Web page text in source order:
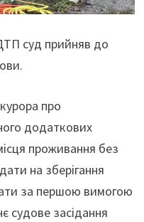
суд прийняв до
про
додаткових
проживання без
на зберігання
за першою вимогою
судове засідання